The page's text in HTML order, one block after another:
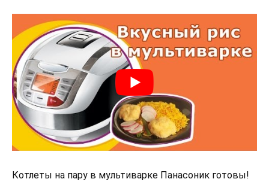
Котлеты на пару в мультиварке Панасоник готовы!